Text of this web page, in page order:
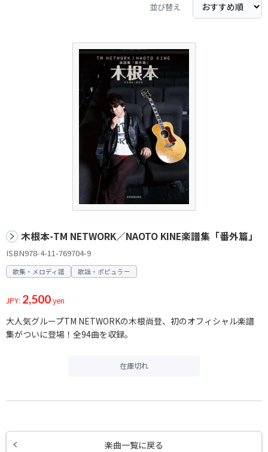
並び替え
木根本-TM NETWORK／NAOTO KINE楽譜集「番外篇」
ISBN978-4-11-769704-9
歌集・メロディ譜 歌謡・ポピュラー
JPY: 2,500yen
大人気グループTM NETWORKの木根尚登、初のオフィシャル楽譜
集がついに登場！全94曲を収録。
在庫切れ
楽曲一覧に戻る